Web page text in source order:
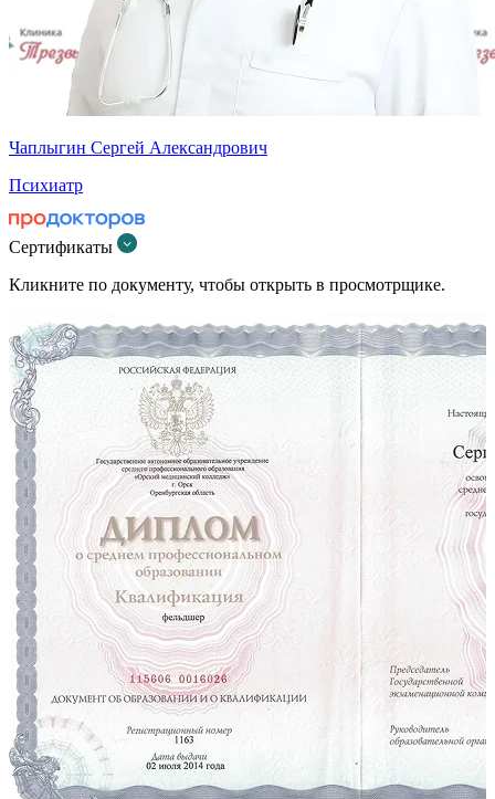
Чаплыгин Сергей Александрович
Психиатр
Сертификаты
Кликните по документу, чтобы открыть в просмотрщике.